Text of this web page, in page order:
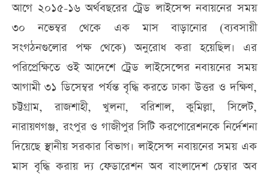
আগে ২০১৫-১৬ অর্থবছরের ট্রেড লাইসেন্স নবায়নের সময়
৩০ নভেম্বর থেকে এক মাস বাড়ানোর (ব্যবসায়ী
সংগঠনগুলোর পক্ষ থেকে) অনুরোধ করা হয়েছিল। এর
পরিপ্রেক্ষিতে ওই আদেশে ট্রেড লাইসেন্সের নবায়নের সময়
আগামী ৩১ ডিসেম্বর পর্যন্ত বৃদ্ধি করতে ঢাকা উত্তর ও দক্ষিণ,
চট্টগ্রাম, রাজশাহী, খুলনা, বরিশাল, কুমিল্লা, সিলেট,
নারায়ণগঞ্জ, রংপুর ও গাজীপুর সিটি করপোরেশনকে নির্দেশনা
দিয়েছে স্থানীয় সরকার বিভাগ। লাইসেন্স নবায়নের সময় এক
মাস বৃদ্ধি করায় দ্য ফেডারেশন অব বাংলাদেশ চেম্বার অব